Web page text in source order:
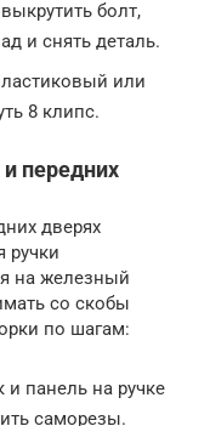
болт,
и снять деталь.
или
8 клипс.
передних
дверях
ручки
на железный
со скобы
по шагам:
и панель на ручке
саморезы.